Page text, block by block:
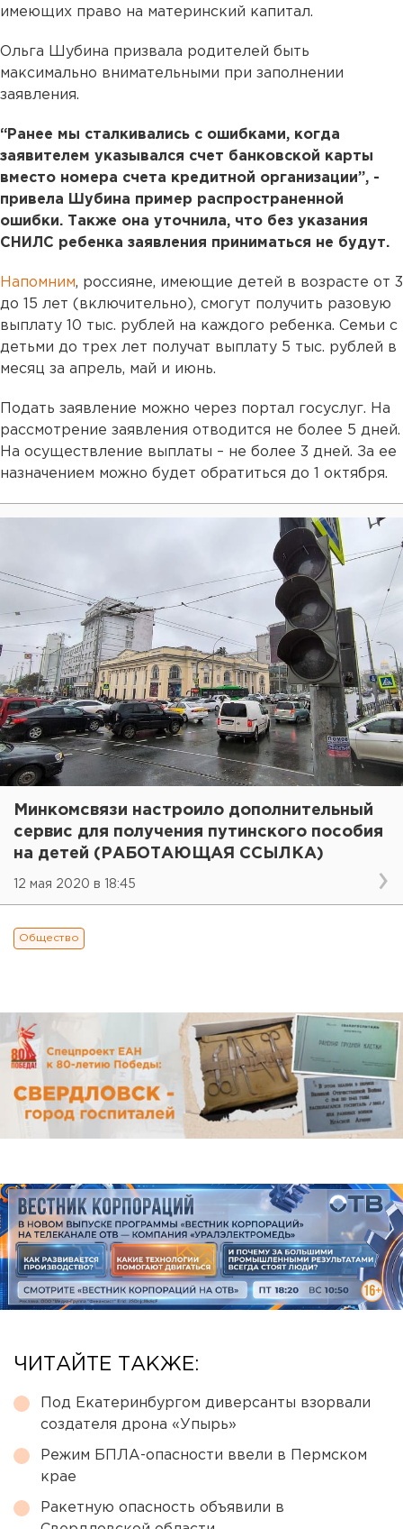
имеющих право на материнский капитал.
Ольга Шубина призвала родителей быть
максимально внимательными при заполнении
заявления.
“Ранее мы сталкивались с ошибками, когда
заявителем указывался счет банковской карты
вместо номера счета кредитной организации”, -
привела Шубина пример распространенной
ошибки. Также она уточнила, что без указания
СНИЛС ребенка заявления приниматься не будут.
Напомним, россияне, имеющие детей в возрасте от 3
до 15 лет (включительно), смогут получить разовую
выплату 10 тыс. рублей на каждого ребенка. Семьи с
детьми до трех лет получат выплату 5 тыс. рублей в
месяц за апрель, май и июнь.
Подать заявление можно через портал госуслуг. На
рассмотрение заявления отводится не более 5 дней.
На осуществление выплаты – не более 3 дней. За ее
назначением можно будет обратиться до 1 октября.
Минкомсвязи настроило дополнительный
сервис для получения путинского пособия
на детей (РАБОТАЮЩАЯ ССЫЛКА)
12 мая 2020 в 18:45
Общество
ЧИТАЙТЕ ТАКЖЕ:
Под Екатеринбургом диверсанты взорвали
создателя дрона «Упырь»
Режим БПЛА-опасности ввели в Пермском
крае
Ракетную опасность объявили в